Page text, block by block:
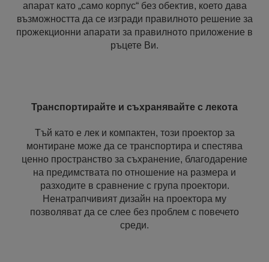
апарат като „само корпус“ без обектив, което дава
възможността да се изгради правилното решение за
прожекционни апарати за правилното приложение в
ръцете Ви.
Транспортирайте и съхранявайте с лекота
Тъй като е лек и компактен, този проектор за
монтиране може да се транспортира и спестява
ценно пространство за съхранение, благодарение
на предимствата по отношение на размера и
разходите в сравнение с група проектори.
Ненатрапчивият дизайн на проектора му
позволяват да се слее без проблем с повечето
среди.